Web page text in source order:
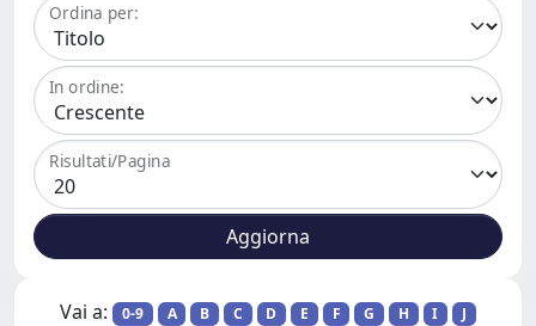
Ordina per:
In ordine:
Risultati/Pagina
Vai a: 0-9 A B C D E F G H I
J